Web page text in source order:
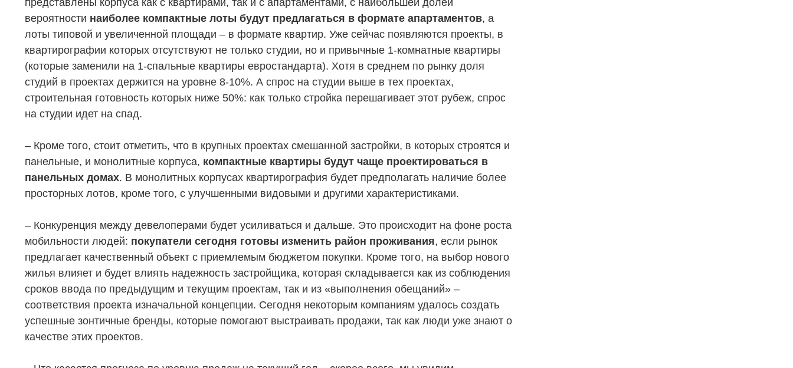
НЕДВИЖИМОСТЬ
Новостройки
Элитная недвижимость
Заявка на подбор квартиры
ПОКУПАТЕЛЯМ
Акции
Обмен квартир
Документы
ЗАСТРОЙЩИКАМ
Консалтинг и аналитика
Привлечение инвестиций
представлены корпуса как с квартирами, так и с апартаментами, с наибольшей долей
вероятности наиболее компактные лоты будут предлагаться в формате апартаментов, а
лоты типовой и увеличенной площади – в формате квартир. Уже сейчас появляются проекты, в
квартирографии которых отсутствуют не только студии, но и привычные 1-комнатные квартиры
(которые заменили на 1-спальные квартиры евростандарта). Хотя в среднем по рынку доля
студий в проектах держится на уровне 8-10%. А спрос на студии выше в тех проектах,
строительная готовность которых ниже 50%: как только стройка перешагивает этот рубеж, спрос
на студии идет на спад.
– Кроме того, стоит отметить, что в крупных проектах смешанной застройки, в которых строятся и
панельные, и монолитные корпуса, компактные квартиры будут чаще проектироваться в
панельных домах. В монолитных корпусах квартирография будет предполагать наличие более
просторных лотов, кроме того, с улучшенными видовыми и другими характеристиками.
– Конкуренция между девелоперами будет усиливаться и дальше. Это происходит на фоне роста
мобильности людей: покупатели сегодня готовы изменить район проживания, если рынок
предлагает качественный объект с приемлемым бюджетом покупки. Кроме того, на выбор нового
жилья влияет и будет влиять надежность застройщика, которая складывается как из соблюдения
сроков ввода по предыдущим и текущим проектам, так и из «выполнения обещаний» –
соответствия проекта изначальной концепции. Сегодня некоторым компаниям удалось создать
успешные зонтичные бренды, которые помогают выстраивать продажи, так как люди уже знают о
качестве этих проектов.